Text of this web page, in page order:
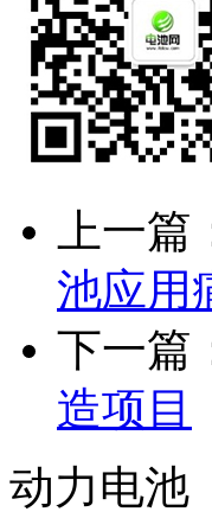
上一篇
池应用
下一篇
造项目
动力电池